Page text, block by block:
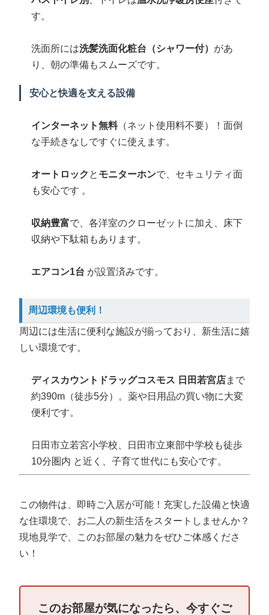
す。
洗面所には洗髪洗面化粧台（シャワー付） があ
り、朝の準備もスムーズです。
️ 安心と快適を支える設備
インターネット無料（ネット使用料不要）！面倒
な手続きなしですぐに使えます。
オートロック と モニターホンで、セキュリティ面
も安心です 。
収納豊富で、各洋室のクローゼットに加え、床下
収納や下駄箱もあります。
エアコン1台 が設置済みです。
周辺環境も便利！
周辺には生活に便利な施設が揃っており、新生活に嬉
しい環境です。
ディスカウントドラッグコスモス 日田若宮店まで
約390m（徒歩5分）。薬や日用品の買い物に大変
便利です。
日田市立若宮小学校、日田市立東部中学校も徒歩
10分圏内 と近く、子育て世代にも安心です。
この物件は、即時ご入居が可能！充実した設備と快適
な住環境で、お二人の新生活をスタートしませんか？
現地見学で、このお部屋の魅力をぜひご体感くださ
い！
このお部屋が気になったら、今すぐご